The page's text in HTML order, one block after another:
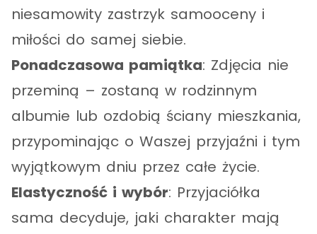
niesamowity zastrzyk samooceny i
miłości do samej siebie.
Ponadczasowa pamiątka: Zdjęcia nie
przeminą – zostaną w rodzinnym
albumie lub ozdobią ściany mieszkania,
przypominając o Waszej przyjaźni i tym
wyjątkowym dniu przez całe życie.
Elastyczność i wybór: Przyjaciółka
sama decyduje, jaki charakter mają